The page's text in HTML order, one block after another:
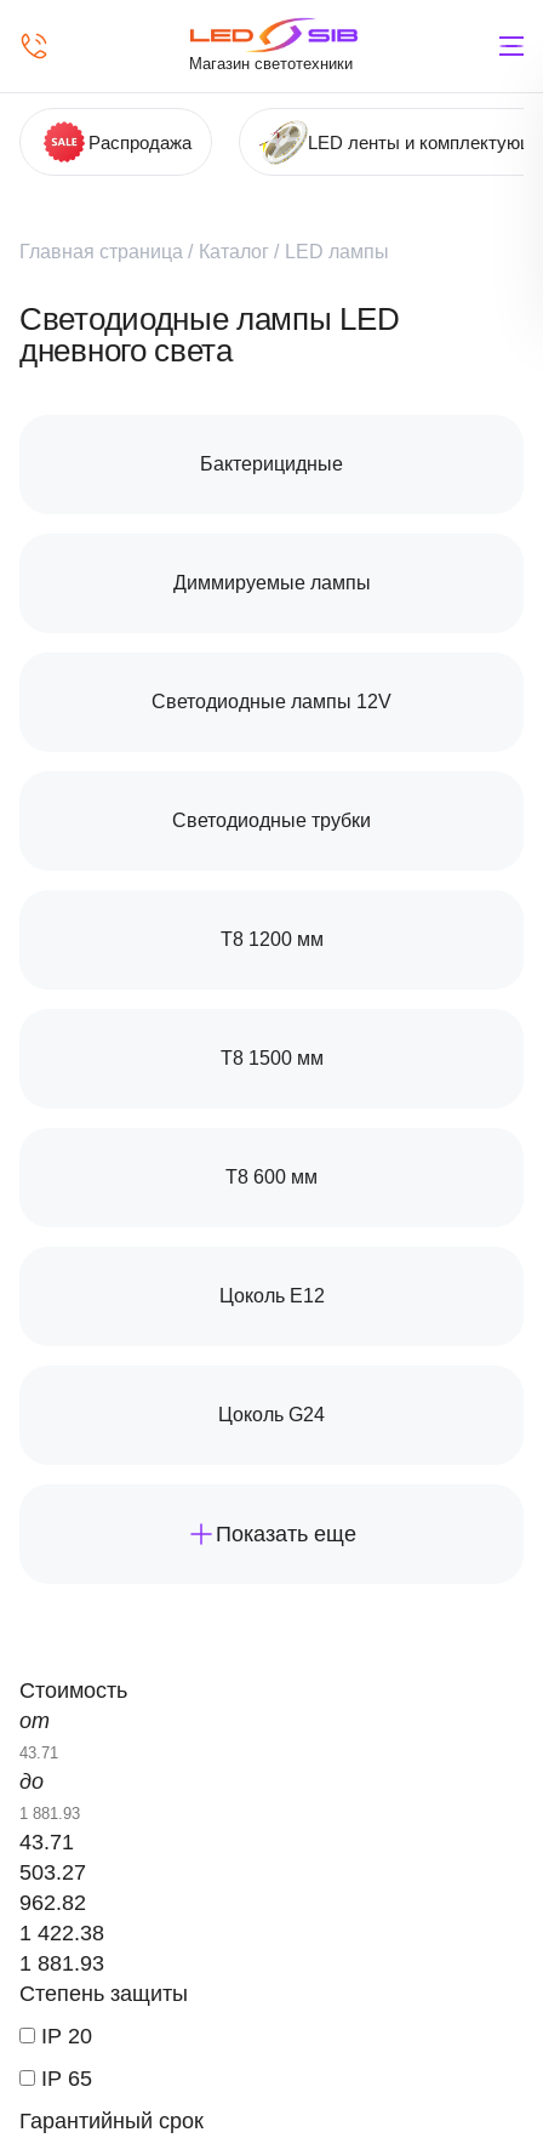
Магазин светотехники
Распродажа LED ленты и
Главная страница / Каталог / LED лампы
Светодиодные лампы LED
дневного света
Бактерицидные
Диммируемые лампы
Светодиодные лампы 12V
Светодиодные трубки
Т8 1200 мм
Т8 1500 мм
Т8 600 мм
Цоколь E12
Цоколь G24
Показать еще
Стоимость
от
до
43.71
503.27
962.82
1 422.38
1 881.93
Степень защиты
IP 20
IP 65
Гарантийный срок